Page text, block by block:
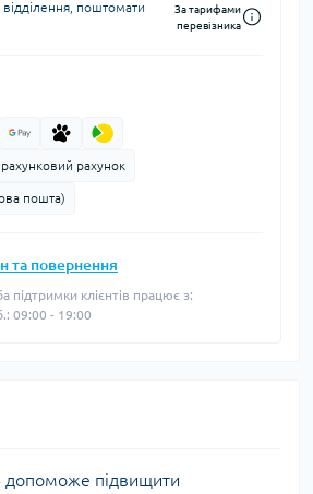
поштомати
За тарифами
перевізника
рахунок
пошта)
та повернення
підтримки клієнтів працює з:
09:00 - 19:00
допоможе підвищити